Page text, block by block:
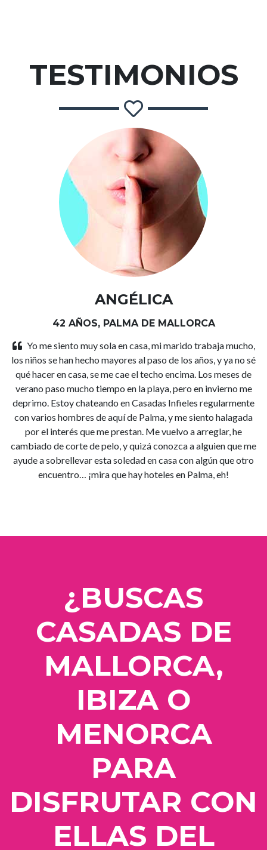
TESTIMONIOS
ANGÉLICA
42 AÑOS, PALMA DE MALLORCA
Yo me siento muy sola en casa, mi marido trabaja mucho,
los niños se han hecho mayores al paso de los años, y ya no sé
qué hacer en casa, se me cae el techo encima. Los meses de
verano paso mucho tiempo en la playa, pero en invierno me
deprimo. Estoy chateando en Casadas Infieles regularmente
con varios hombres de aquí de Palma, y me siento halagada
por el interés que me prestan. Me vuelvo a arreglar, he
cambiado de corte de pelo, y quizá conozca a alguien que me
ayude a sobrellevar esta soledad en casa con algún que otro
encuentro… ¡mira que hay hoteles en Palma, eh!
¿BUSCAS
CASADAS DE
MALLORCA,
IBIZA O
MENORCA
PARA
DISFRUTAR CON
ELLAS DEL